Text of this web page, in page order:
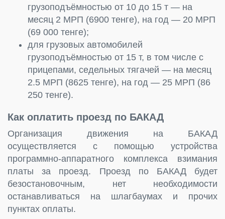
грузоподъёмностью от 10 до 15 т — на
месяц 2 МРП (6900 тенге), на год — 20 МРП
(69 000 тенге);
для грузовых автомобилей
грузоподъёмностью от 15 т, в том числе с
прицепами, седельных тягачей — на месяц
2.5 МРП (8625 тенге), на год — 25 МРП (86
250 тенге).
Как оплатить проезд по БАКАД
Организация движения на БАКАД
осуществляется с помощью устройства
программно-аппаратного комплекса взимания
платы за проезд. Проезд по БАКАД будет
безостановочным, нет необходимости
останавливаться на шлагбаумах и прочих
пунктах оплаты.